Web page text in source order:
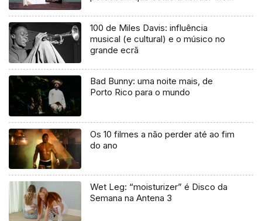
100 de Miles Davis: influência
musical (e cultural) e o músico no
grande ecrã
Bad Bunny: uma noite mais, de
Porto Rico para o mundo
Os 10 filmes a não perder até ao fim
do ano
Wet Leg: “moisturizer” é Disco da
Semana na Antena 3